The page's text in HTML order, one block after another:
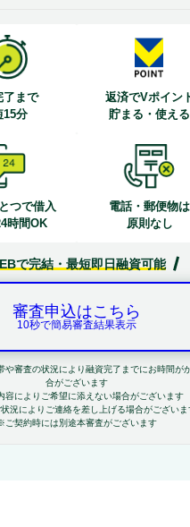
了まで
15分
返済でVポイン
貯まる・使える
つで借入
時間OK
電話・郵便物は
原則なし
で完結・最短即日融資可能
審査申込はこちら
10秒で簡易審査結果表示
や審査の状況により融資完了までにお時間が
合がございます
容によりご希望に添えない場合がございます
況によりご連絡を差し上げる場合がございま
ご契約時には別途本審査がございます